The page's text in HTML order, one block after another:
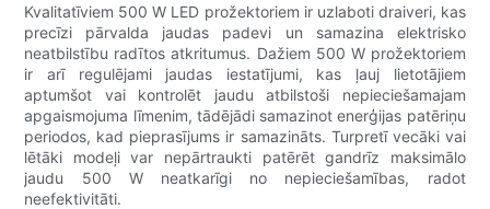
Kvalitatīviem 500 W LED prožektoriem ir uzlaboti draiveri, kas
precīzi pārvalda jaudas padevi un samazina elektrisko
neatbilstību radītos atkritumus. Dažiem 500 W prožektoriem
ir arī regulējami jaudas iestatījumi, kas ļauj lietotājiem
aptumšot vai kontrolēt jaudu atbilstoši nepieciešamajam
apgaismojuma līmenim, tādējādi samazinot enerģijas patēriņu
periodos, kad pieprasījums ir samazināts. Turpretī vecāki vai
lētāki modeļi var nepārtraukti patērēt gandrīz maksimālo
jaudu 500 W neatkarīgi no nepieciešamības, radot
neefektivitāti.